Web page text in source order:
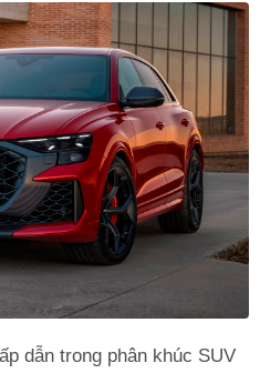
dẫn trong phân khúc SUV